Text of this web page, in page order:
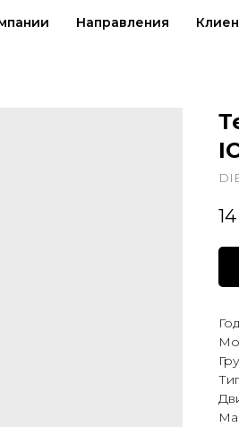
Направления